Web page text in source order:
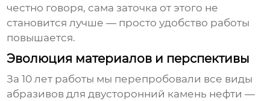
честно говоря, сама заточка от этого не
становится лучше — просто удобство работы
повышается.
Эволюция материалов и перспективы
За 10 лет работы мы перепробовали все виды
абразивов длядвусторонний камень нефти —